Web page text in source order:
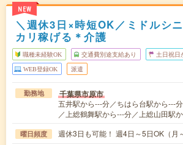
NEW
＼週休3日×時短OK／ミドルシ
カリ稼げる＊介護
職種未経験OK 交通費別途支給あり 土日祝日
WEB登録OK 派遣
勤務地 千葉県市原市
五井駅から---分／ちはら台駅から---
／上総鶴舞駅から---分／上総山田駅
曜日頻度 週休3日も可能！ 週4日～5日OK（